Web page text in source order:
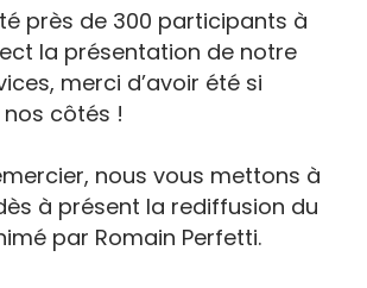
près de 300 participants à
la présentation de notre
merci d’avoir été si
côtés !
nous vous mettons à
à présent la rediffusion du
par Romain Perfetti.